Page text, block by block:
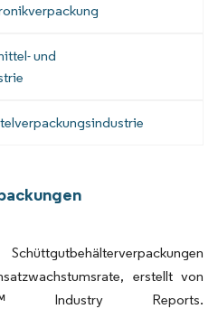
und
erstellt von
Industry Reports.